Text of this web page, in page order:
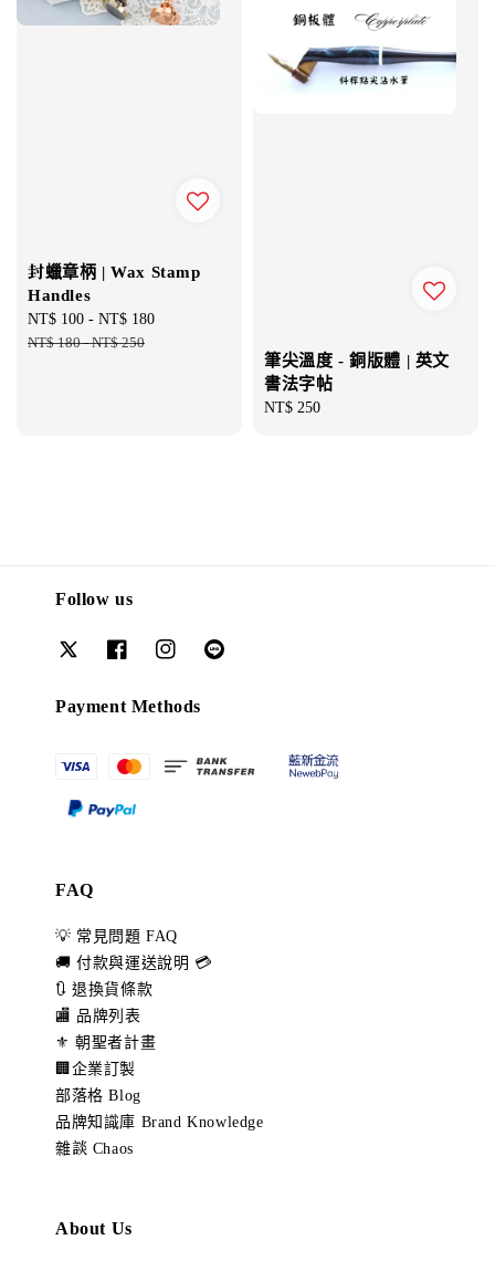
封蠟章柄 | Wax Stamp
Handles
Sale
price
NT$ 100 - NT$ 180
NT$ 180-NT$ 250
筆尖溫度 - 銅版體 | 英文
書法字帖
Regular
NT$ 250
Follow us
Payment Methods
FAQ
💡 常見問題 FAQ
🚚 付款與運送說明 💳
🔃 退換貨條款
🏬 品牌列表
⚜️ 朝聖者計畫
🏢企業訂製
部落格 Blog
品牌知識庫 Brand Knowledge
雜談 Chaos
About Us